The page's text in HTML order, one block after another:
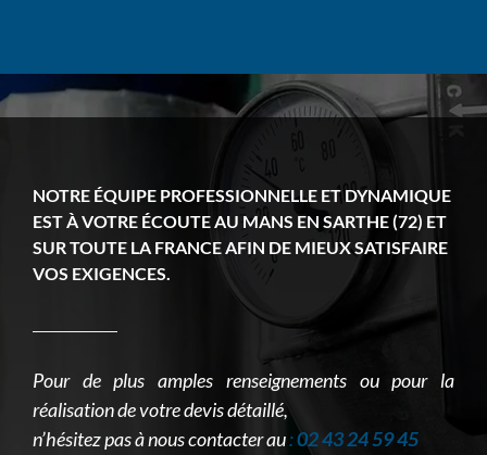
NOTRE ÉQUIPE PROFESSIONNELLE ET DYNAMIQUE
EST À VOTRE ÉCOUTE AU MANS EN SARTHE (72) ET
SUR TOUTE LA FRANCE AFIN DE MIEUX SATISFAIRE
VOS EXIGENCES.
Pour de plus amples renseignements ou pour la
réalisation de votre devis détaillé,
n’hésitez pas à nous contacter au:02 43 24 59 45